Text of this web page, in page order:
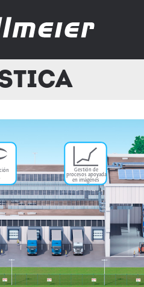
Gestión de
procesos apoyada
en imágenes